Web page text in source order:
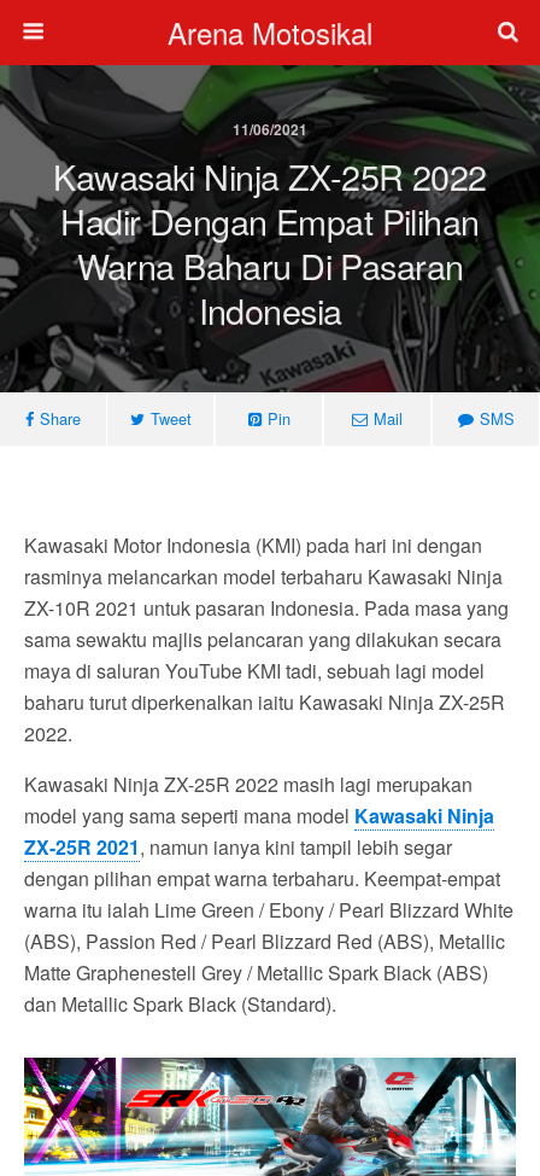
Arena Motosikal
11/06/2021
Kawasaki Ninja ZX-25R 2022
Hadir Dengan Empat Pilihan
Warna Baharu Di Pasaran
Indonesia
Share Tweet Pin Mail SMS
Kawasaki Motor Indonesia (KMI) pada hari ini dengan
rasminya melancarkan model terbaharu Kawasaki Ninja
ZX-10R 2021 untuk pasaran Indonesia. Pada masa yang
sama sewaktu majlis pelancaran yang dilakukan secara
maya di saluran YouTube KMI tadi, sebuah lagi model
baharu turut diperkenalkan iaitu Kawasaki Ninja ZX-25R
2022.
Kawasaki Ninja ZX-25R 2022 masih lagi merupakan
model yang sama seperti mana model Kawasaki Ninja
ZX-25R 2021, namun ianya kini tampil lebih segar
dengan pilihan empat warna terbaharu. Keempat-empat
warna itu ialah Lime Green / Ebony / Pearl Blizzard White
(ABS), Passion Red / Pearl Blizzard Red (ABS), Metallic
Matte Graphenestell Grey / Metallic Spark Black (ABS)
dan Metallic Spark Black (Standard).